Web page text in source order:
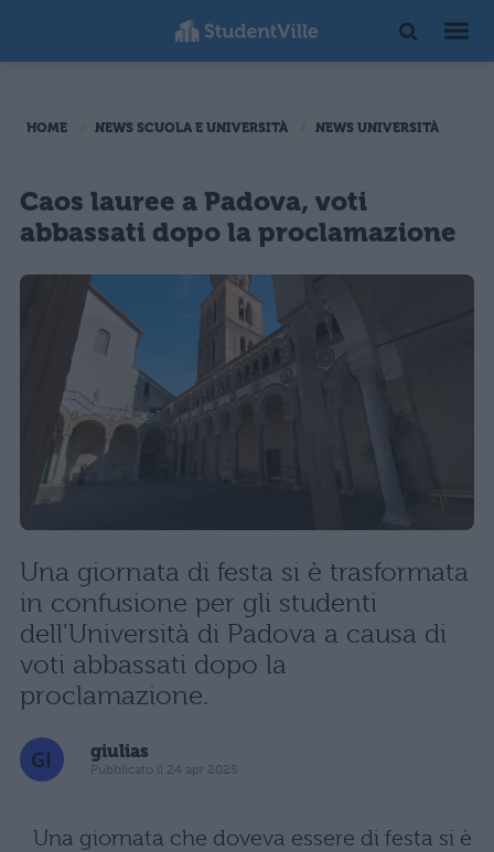
HOME NEWS SCUOLA E UNIVERSITÀ NEWS UNIVERSITÀ
Caos lauree a Padova, voti
abbassati dopo la proclamazione
Una giornata di festa si è trasformata
in confusione per gli studenti
dell'Università di Padova a causa di
voti abbassati dopo la
proclamazione.
giulias
Pubblicato il 24 apr 2025
Una giornata che doveva essere di festa si è